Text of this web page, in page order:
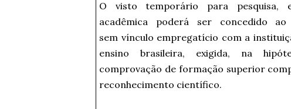
O visto temporário para pesquisa,
acadêmica poderá ser concedido
sem vínculo empregatício com a
ensino brasileira, exigida, na
comprovação de formação superior
reconhecimento científico.